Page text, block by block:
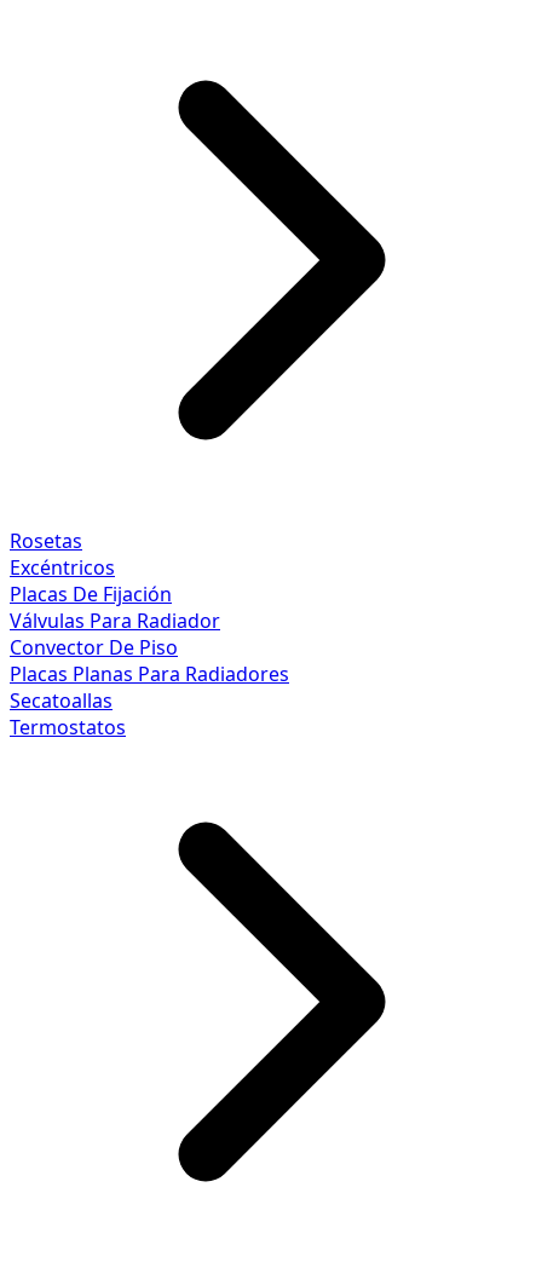
Rosetas
Excéntricos
Placas De Fijación
Válvulas Para Radiador
Convector De Piso
Placas Planas Para Radiadores
Secatoallas
Termostatos